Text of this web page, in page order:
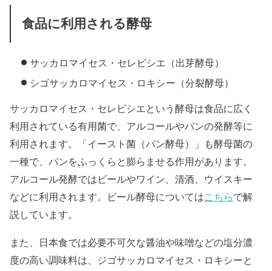
食品に利用される酵母
サッカロマイセス・セレビシエ（出芽酵母）
シゴサッカロマイセス・ロキシー（分裂酵母）
サッカロマイセス・セレビシエという酵母は食品に広く
利用されている有用菌で、アルコールやパンの発酵等に
利用されます。「イースト菌（パン酵母）」も酵母菌の
一種で、パンをふっくらと膨らませる作用があります。
アルコール発酵ではビールやワイン、清酒、ウイスキー
などに利用されます。ビール酵母についてはこちらで解
説しています。
また、日本食では必要不可欠な醤油や味噌などの塩分濃
度の高い調味料は、ジゴサッカロマイセス・ロキシーと